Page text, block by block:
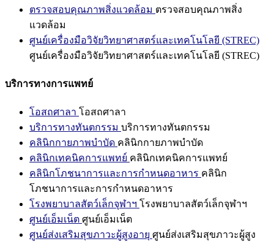
ตรวจสอบคุณภาพสิ่งแวดล้อม ตรวจสอบคุณภาพสิ่ง
แวดล้อม
ศูนย์เครื่องมือวิจัยวิทยาศาสตร์และเทคโนโลยี (STREC)
ศูนย์เครื่องมือวิจัยวิทยาศาสตร์และเทคโนโลยี (STREC)
บริการทางการแพทย์
โอสถศาลา โอสถศาลา
บริการทางทันตกรรม บริการทางทันตกรรม
คลินิกกายภาพบำบัด คลินิกกายภาพบำบัด
คลินิกเทคนิคการแพทย์ คลินิกเทคนิคการแพทย์
คลินิกโภชนาการและการกำหนดอาหาร คลินิก
โภชนาการและการกำหนดอาหาร
โรงพยาบาลสัตว์เล็กจุฬาฯ โรงพยาบาลสัตว์เล็กจุฬาฯ
ศูนย์เอ็มเน็ต ศูนย์เอ็มเน็ต
ศูนย์ส่งเสริมสุขภาวะผู้สูงอายุ ศูนย์ส่งเสริมสุขภาวะผู้สูง